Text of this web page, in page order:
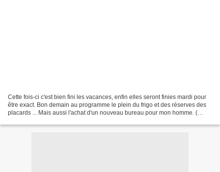
Cette fois-ci c'est bien fini les vacances, enfin elles seront finies mardi pour
être exact. Bon demain au programme le plein du frigo et des réserves des
placards ... Mais aussi l'achat d'un nouveau bureau pour mon homme. (